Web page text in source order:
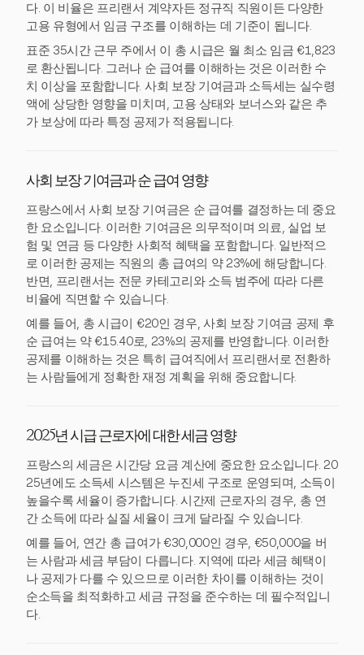
다. 이 비율은 프리랜서 계약자든 정규직 직원이든 다양한
고용 유형에서 임금 구조를 이해하는 데 기준이 됩니다.
표준 35시간 근무 주에서 이 총 시급은 월 최소 임금 €1,823
로 환산됩니다. 그러나 순 급여를 이해하는 것은 이러한 수
치 이상을 포함합니다. 사회 보장 기여금과 소득세는 실수령
액에 상당한 영향을 미치며, 고용 상태와 보너스와 같은 추
가 보상에 따라 특정 공제가 적용됩니다.
사회 보장 기여금과 순 급여 영향
프랑스에서 사회 보장 기여금은 순 급여를 결정하는 데 중요
한 요소입니다. 이러한 기여금은 의무적이며 의료, 실업 보
험 및 연금 등 다양한 사회적 혜택을 포함합니다. 일반적으
로 이러한 공제는 직원의 총 급여의 약 23%에 해당합니다.
반면, 프리랜서는 전문 카테고리와 소득 범주에 따라 다른
비율에 직면할 수 있습니다.
예를 들어, 총 시급이 €20인 경우, 사회 보장 기여금 공제 후
순 급여는 약 €15.40로, 23%의 공제를 반영합니다. 이러한
공제를 이해하는 것은 특히 급여직에서 프리랜서로 전환하
는 사람들에게 정확한 재정 계획을 위해 중요합니다.
2025년 시급 근로자에 대한 세금 영향
프랑스의 세금은 시간당 요금 계산에 중요한 요소입니다. 20
25년에도 소득세 시스템은 누진세 구조로 운영되며, 소득이
높을수록 세율이 증가합니다. 시간제 근로자의 경우, 총 연
간 소득에 따라 실질 세율이 크게 달라질 수 있습니다.
예를 들어, 연간 총 급여가 €30,000인 경우, €50,000을 버
는 사람과 세금 부담이 다릅니다. 지역에 따라 세금 혜택이
나 공제가 다를 수 있으므로 이러한 차이를 이해하는 것이
순소득을 최적화하고 세금 규정을 준수하는 데 필수적입니
다.